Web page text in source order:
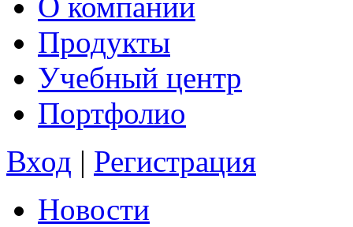
Продукты
Учебный центр
Портфолио
Вход | Регистрация
Новости